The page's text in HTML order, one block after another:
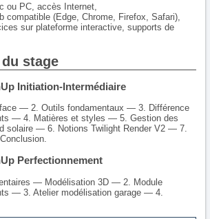
ou PC, accès Internet,
compatible (Edge, Chrome, Firefox, Safari),
sur plateforme interactive, supports de
stage
Initiation-Intermédiaire
— 2. Outils fondamentaux — 3. Différence
— 4. Matières et styles — 5. Gestion des
solaire — 6. Notions Twilight Render V2 — 7.
Perfectionnement
— Modélisation 3D — 2. Module
— 3. Atelier modélisation garage — 4.